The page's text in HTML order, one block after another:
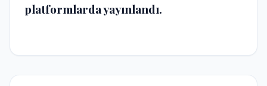
platformlarda yayınlandı.